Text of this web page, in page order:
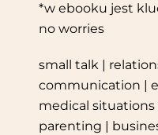
*w ebooku jest
no worries
small talk |
communication |
medical
parenting |